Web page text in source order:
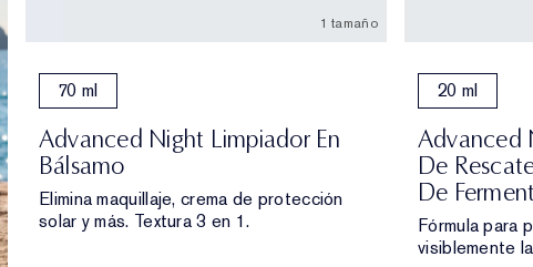
1 tamaño
70 ml
Advanced Night Limpiador En
Bálsamo
Elimina maquillaje, crema de protección
solar y más. Textura 3 en 1.
20 ml
Advanced
De
De
Fórmula para
visiblemente